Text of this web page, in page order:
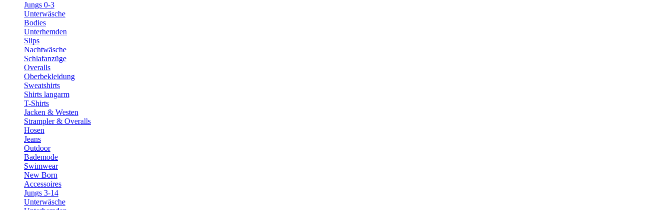
Jungs 0-3
Unterwäsche
Bodies
Unterhemden
Slips
Nachtwäsche
Schlafanzüge
Overalls
Oberbekleidung
Sweatshirts
Shirts langarm
T-Shirts
Jacken & Westen
Strampler & Overalls
Hosen
Jeans
Outdoor
Bademode
Swimwear
New Born
Accessoires
Jungs 3-14
Unterwäsche